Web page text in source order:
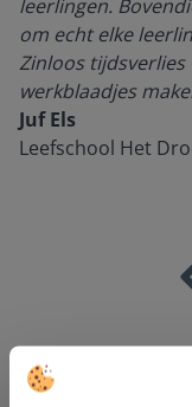
leerlingen.
om echt elke
Zinloos tijdsverlies
werkblaadjes
Juf Els
Leefschool Het